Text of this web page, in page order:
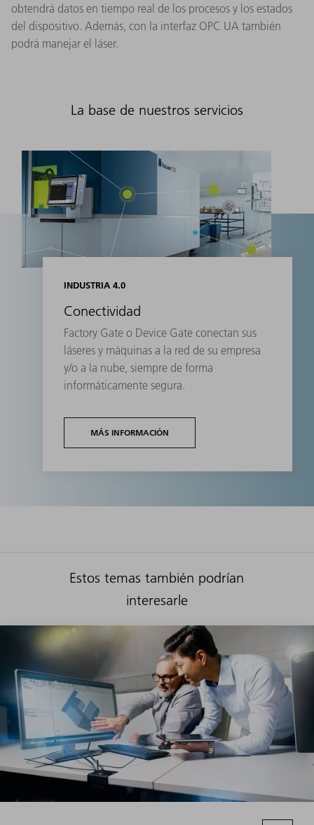
obtendrá datos en tiempo real de los procesos y los estados
del dispositivo. Además, con la interfaz OPC UA también
podrá manejar el láser.
La base de nuestros servicios
INDUSTRIA 4.0
Conectividad
Factory Gate o Device Gate conectan sus
láseres y máquinas a la red de su empresa
y/o a la nube, siempre de forma
informáticamente segura.
MÁS INFORMACIÓN
Estos temas también podrían
interesarle